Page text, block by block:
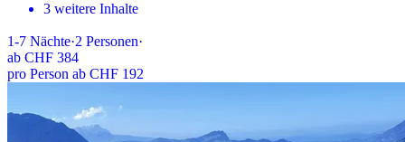
3 weitere Inhalte
1-7 Nächte·2 Personen·
ab CHF 384
pro Person ab CHF 192